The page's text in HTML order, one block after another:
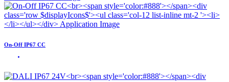
On-Off IP67 CC